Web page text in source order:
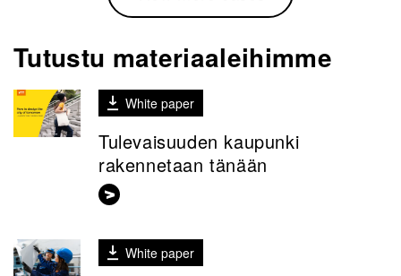
Tutustu materiaaleihimme
White paper
Tulevaisuuden kaupunki
rakennetaan tänään
White paper